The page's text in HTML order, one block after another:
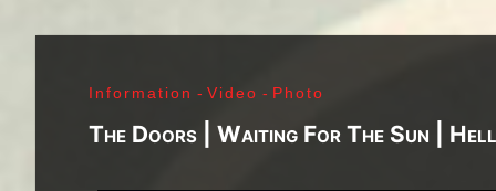
Information - Video - Photo
The Doors | Waiting For The Sun |
J. Ramone - Ian Curtis - Bernard Sumner -
Fred «Sonic» Smith - Kasim Sulton - Oliver
Jimi Hendrix - Noel Redding - Mitch Mitchell -
Joplin - Sam Andrew - Peter Albin - David Getz